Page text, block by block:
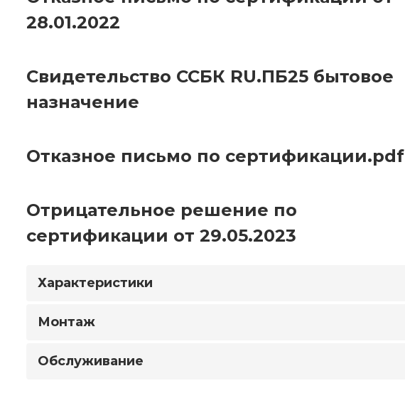
28.01.2022
Свидетельство ССБК RU.ПБ25 бытовое
назначение
Отказное письмо по сертификации.pdf
Отрицательное решение по
сертификации от 29.05.2023
Характеристики
Монтаж
Обслуживание